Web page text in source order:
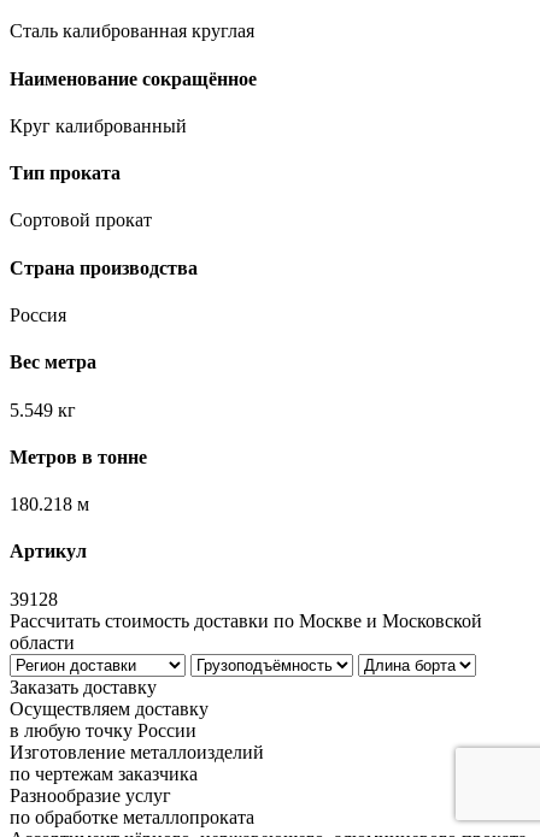
Сталь калиброванная круглая
Наименование сокращённое
Круг калиброванный
Тип проката
Сортовой прокат
Страна производства
Россия
Вес метра
5.549 кг
Метров в тонне
180.218 м
Артикул
39128
Рассчитать стоимость доставки по Москве и Московской
области
Заказать доставку
Осуществляем доставку
в любую точку России
Изготовление металлоизделий
по чертежам заказчика
Разнообразие услуг
по обработке металлопроката